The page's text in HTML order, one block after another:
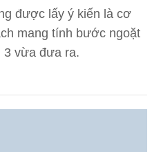
được lấy ý kiến là cơ
mang tính bước ngoặt
3 vừa đưa ra.